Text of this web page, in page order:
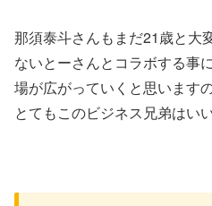
那須泰斗さんもまだ21歳と大
ないとーさんとコラボする事
場が広がっていくと思いますの
とてもこのビジネス兄弟はい